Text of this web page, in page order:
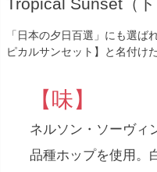
Tropical Sunset（
「日本の夕日百選」にも選ば
ピカルサンセット】と名付け
【味】
ネルソン・ソーヴィ
品種ホップを使用。